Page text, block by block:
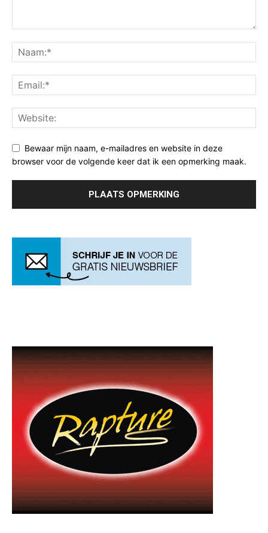
Bewaar mijn naam, e-mailadres en website in deze
browser voor de volgende keer dat ik een opmerking maak.